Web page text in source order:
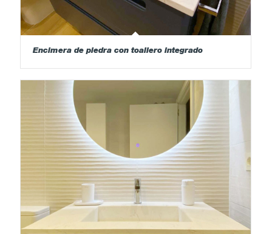
Encimera de piedra con toallero integrado